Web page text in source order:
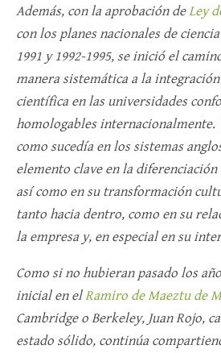
Además, con la aprobación deLey
con los planes nacionales de
1991 y 1992-1995, se inició el
manera sistemática a la
científica en las universidades
homologables internacionalmente.
como sucedía en los sistemas
elemento clave en la
así como en su transformación
tanto hacia dentro, como en su
la empresa y, en especial en su
Como si no hubieran pasado los
inicial en elRamiro de Maeztu de
Cambridge o Berkeley, Juan Rojo,
estado sólido, continúa